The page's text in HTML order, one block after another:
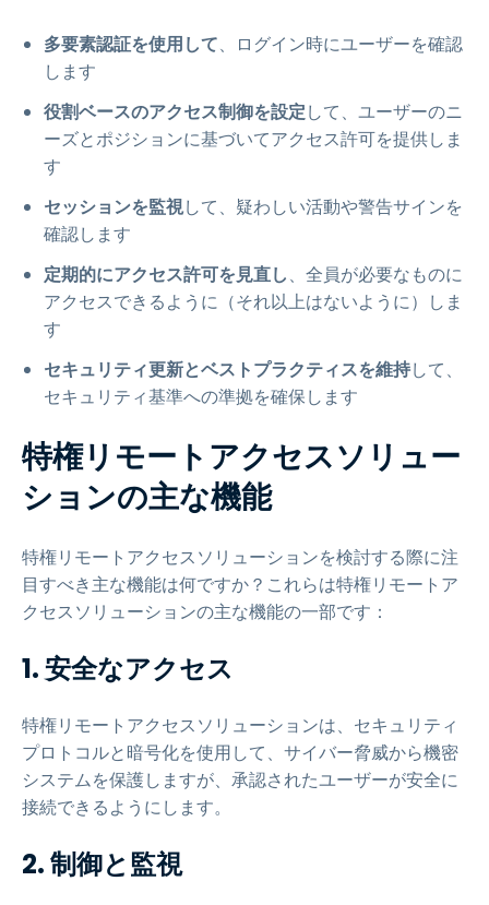
多要素認証を使用して、ログイン時にユーザーを確認
します
役割ベースのアクセス制御を設定して、ユーザーのニ
ーズとポジションに基づいてアクセス許可を提供しま
す
セッションを監視して、疑わしい活動や警告サインを
確認します
定期的にアクセス許可を見直し、全員が必要なものに
アクセスできるように（それ以上はないように）しま
す
セキュリティ更新とベストプラクティスを維持して、
セキュリティ基準への準拠を確保します
特権リモートアクセスソリュー
ションの主な機能
特権リモートアクセスソリューションを検討する際に注
目すべき主な機能は何ですか？これらは特権リモートア
クセスソリューションの主な機能の一部です：
1.安全なアクセス
特権リモートアクセスソリューションは、セキュリティ
プロトコルと暗号化を使用して、サイバー脅威から機密
システムを保護しますが、承認されたユーザーが安全に
接続できるようにします。
2. 制御と監視